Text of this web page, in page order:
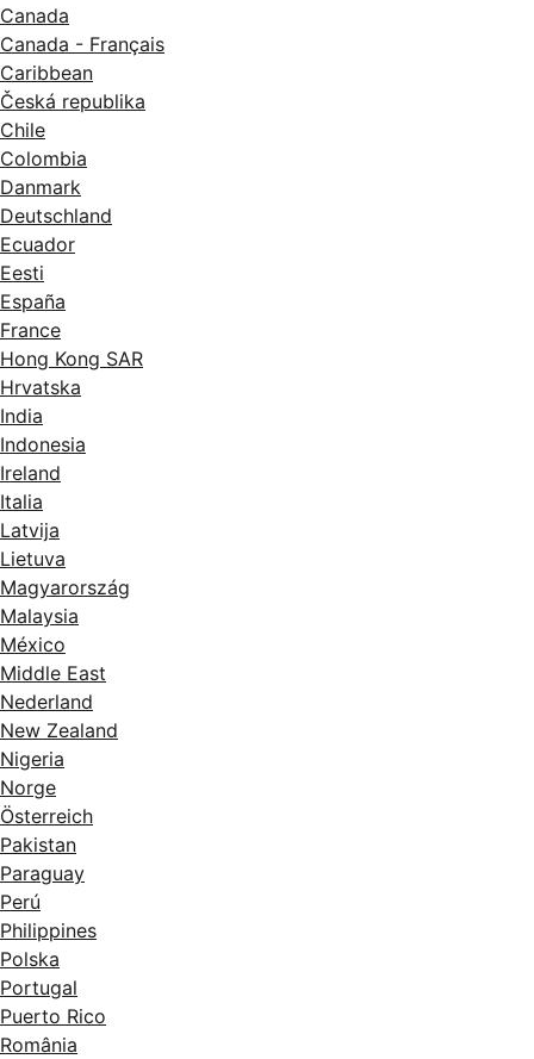
Canada
Canada - Français
Caribbean
Česká republika
Chile
Colombia
Danmark
Deutschland
Ecuador
Eesti
España
France
Hong Kong SAR
Hrvatska
India
Indonesia
Ireland
Italia
Latvija
Lietuva
Magyarország
Malaysia
México
Middle East
Nederland
New Zealand
Nigeria
Norge
Österreich
Pakistan
Paraguay
Perú
Philippines
Polska
Portugal
Puerto Rico
România